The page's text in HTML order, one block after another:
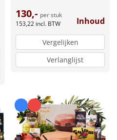
130,- per stuk
153,22 incl. BTW Inhoud
Vergelijken
Verlanglijst